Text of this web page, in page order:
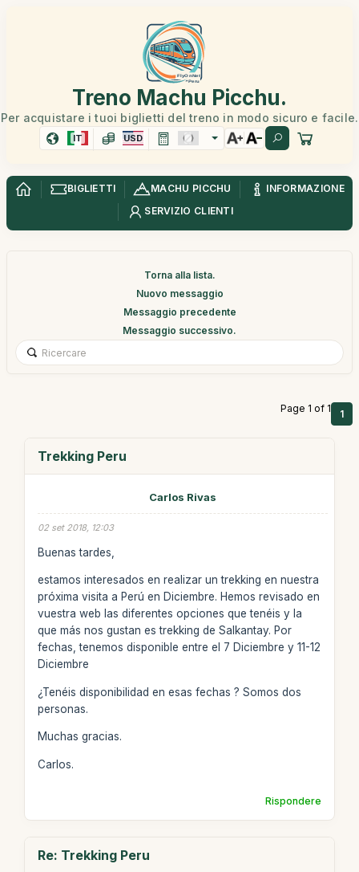
Treno Machu Picchu.
Per acquistare i tuoi biglietti del treno in modo sicuro e facile.
IT USD
BIGLIETTI MACHU PICCHU
INFORMAZIONE
SERVIZIO CLIENTI
Torna alla lista.
Nuovo messaggio
Messaggio precedente
Messaggio successivo.
Page 1 of 1 1
Trekking Peru
Carlos Rivas
02 set 2018, 12:03
Buenas tardes,
estamos interesados en realizar un trekking en nuestra
próxima visita a Perú en Diciembre. Hemos revisado en
vuestra web las diferentes opciones que tenéis y la
que más nos gustan es trekking de Salkantay. Por
fechas, tenemos disponible entre el 7 Diciembre y 11-12
Diciembre
¿Tenéis disponibilidad en esas fechas ? Somos dos
personas.
Muchas gracias.
Carlos.
Rispondere
Re: Trekking Peru